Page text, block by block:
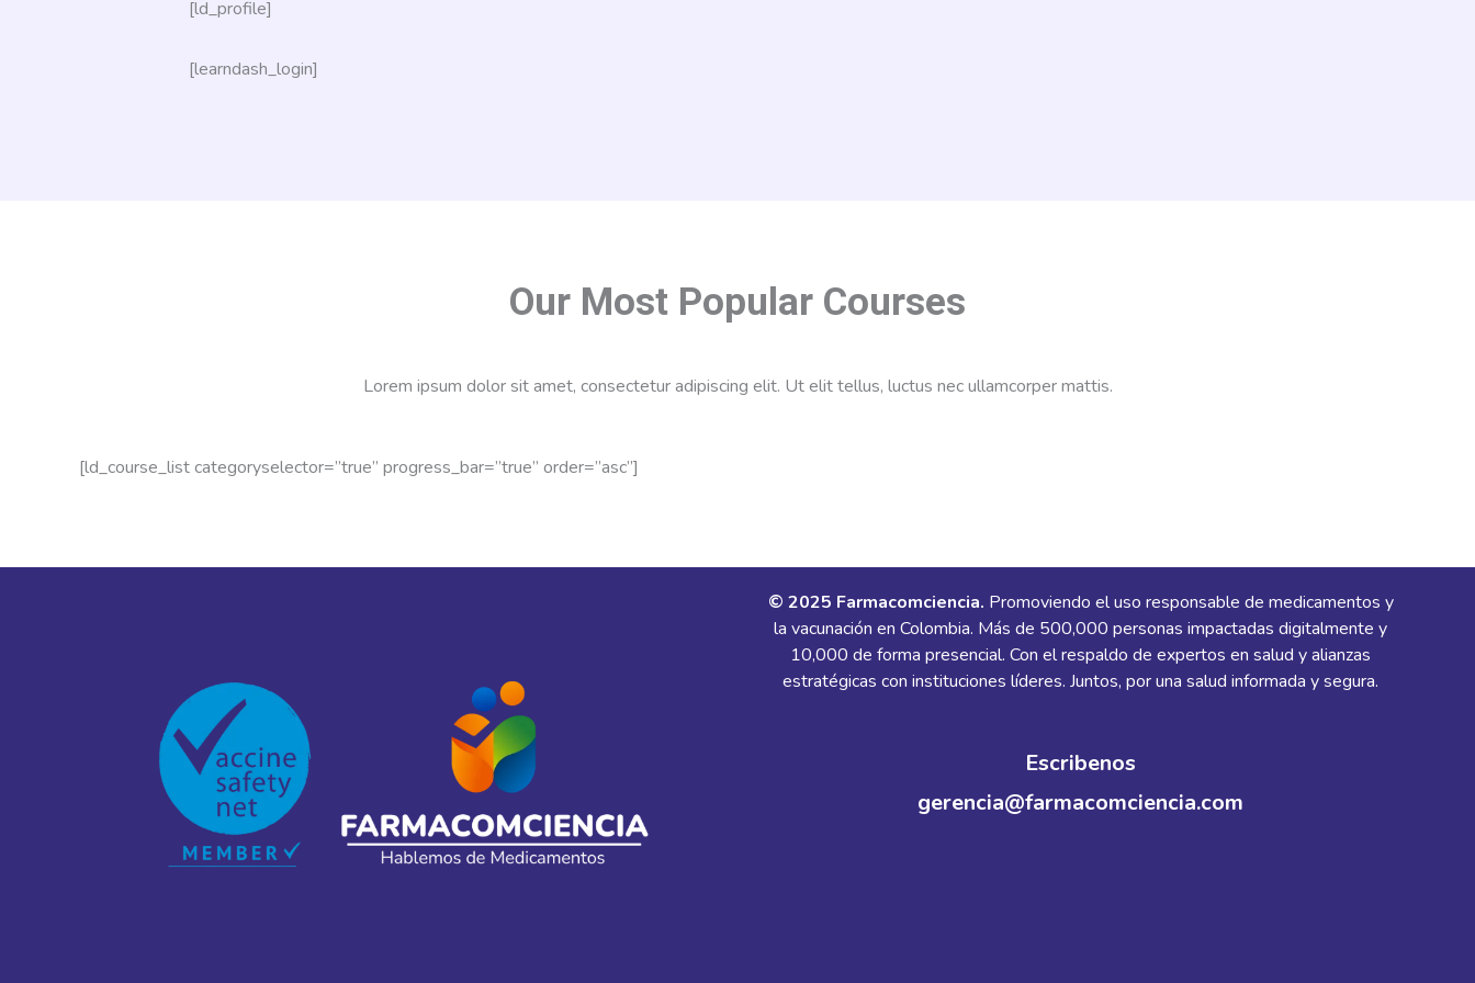
[ld_profile]
[learndash_login]
Our Most Popular Courses
Lorem ipsum dolor sit amet, consectetur adipiscing elit. Ut elit tellus, luctus nec ullamcorper mattis.​
[ld_course_list categoryselector=”true” progress_bar=”true” order=”asc”]
© 2025 Farmacomciencia. Promoviendo el uso responsable de medicamentos y
la vacunación en Colombia. Más de 500,000 personas impactadas digitalmente y
10,000 de forma presencial. Con el respaldo de expertos en salud y alianzas
estratégicas con instituciones líderes. Juntos, por una salud informada y segura.
Escribenos
gerencia@farmacomciencia.com